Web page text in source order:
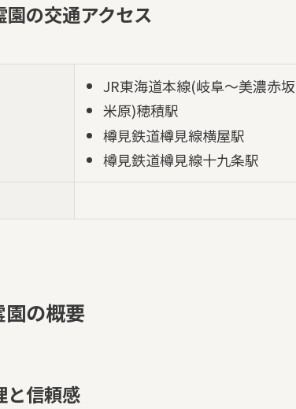
の交通アクセス
JR東海道本線(岐阜～美濃赤坂
米原)穂積駅
樽見鉄道樽見線横屋駅
樽見鉄道樽見線十九条駅
の概要
と信頼感